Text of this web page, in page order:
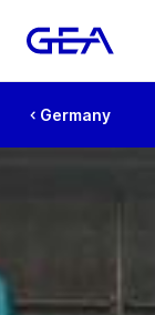
Germany